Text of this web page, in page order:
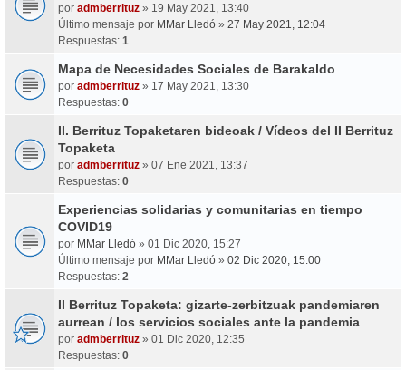
por admberrituz » 19 May 2021, 13:40
Último mensaje por MMar Lledó » 27 May 2021, 12:04
Respuestas: 1
Mapa de Necesidades Sociales de Barakaldo
por admberrituz » 17 May 2021, 13:30
Respuestas: 0
II. Berrituz Topaketaren bideoak / Vídeos del II Berrituz
Topaketa
por admberrituz » 07 Ene 2021, 13:37
Respuestas: 0
Experiencias solidarias y comunitarias en tiempo
COVID19
por MMar Lledó » 01 Dic 2020, 15:27
Último mensaje por MMar Lledó » 02 Dic 2020, 15:00
Respuestas: 2
II Berrituz Topaketa: gizarte-zerbitzuak pandemiaren
aurrean / los servicios sociales ante la pandemia
por admberrituz » 01 Dic 2020, 12:35
Respuestas: 0